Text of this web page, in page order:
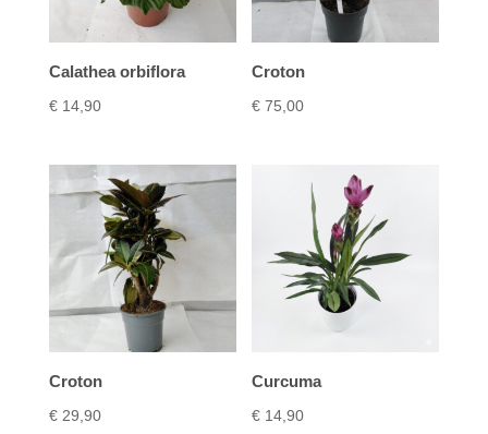
Calathea orbiflora
€14,90
Croton
€ 75,00
Croton
€29,90
Curcuma
€ 14,90